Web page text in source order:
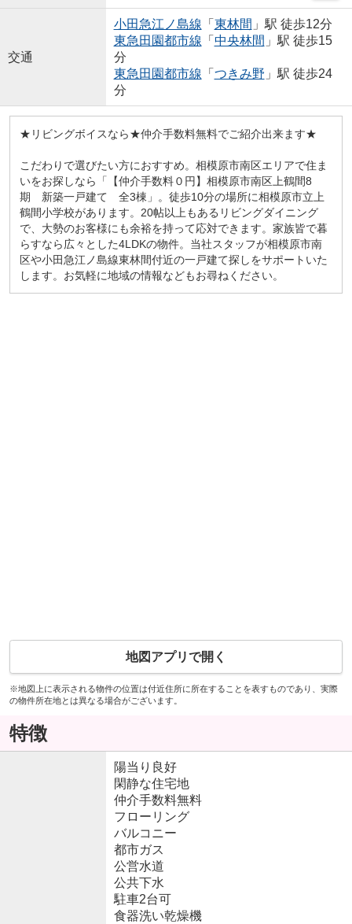
交通
小田急江ノ島線 「 東林間 」駅 徒歩12分
東急田園都市線 「 中央林間 」駅 徒歩15
分
東急田園都市線 「 つきみ野 」駅 徒歩24
分
★リビングボイスなら★仲介手数料無料でご紹介出来ます★
こだわりで選びたい方におすすめ。相模原市南区エリアで住ま
いをお探しなら「【仲介手数料０円】相模原市南区上鶴間8
期 新築一戸建て 全3棟」。徒歩10分の場所に相模原市立上
鶴間小学校があります。20帖以上もあるリビングダイニング
で、大勢のお客様にも余裕を持って応対できます。家族皆で暮
らすなら広々とした4LDKの物件。当社スタッフが相模原市南
区や小田急江ノ島線東林間付近の一戸建て探しをサポートいた
します。お気軽に地域の情報などもお尋ねください。
地図アプリで開く
※地図上に表示される物件の位置は付近住所に所在することを表すものであり、実際
の物件所在地とは異なる場合がございます。
特徴
陽当り良好
閑静な住宅地
仲介手数料無料
フローリング
バルコニー
都市ガス
公営水道
公共下水
駐車2台可
食器洗い乾燥機